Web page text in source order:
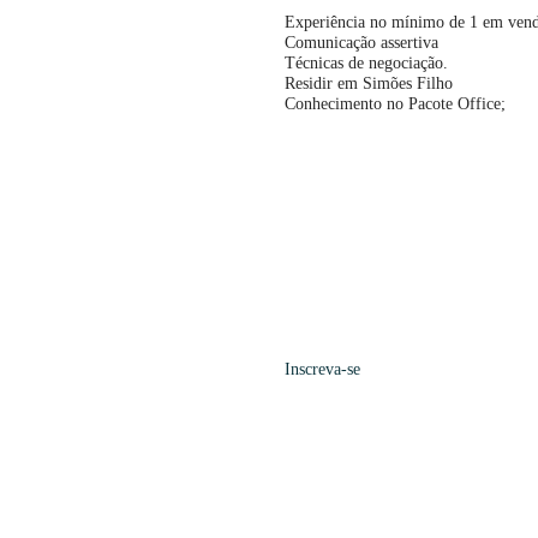
Experiência no mínimo de 1 em
Comunicação assertiva
Técnicas de negociação.
Residir em Simões Filho
Conhecimento no Pacote Office;
Inscreva-se